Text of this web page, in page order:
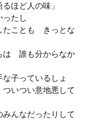
ほど人の味」
ったし
たことも きっとな
は 誰も分からなか
子っているしょ
いつい意地悪して
んなだったりして